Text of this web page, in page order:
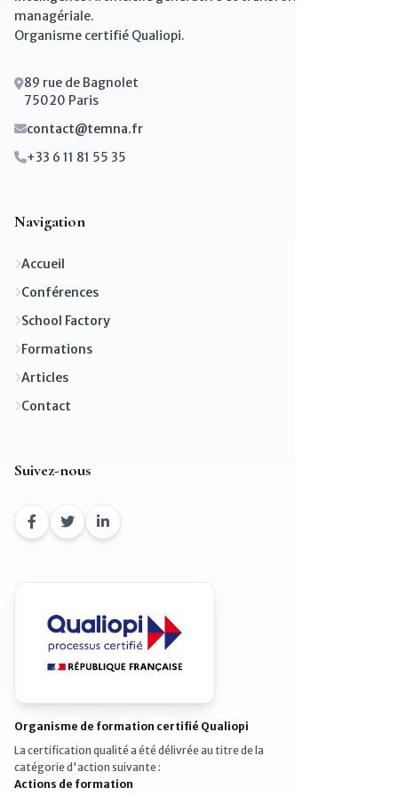
managériale.
Organisme certifié Qualiopi.
89 rue de Bagnolet
75020 Paris
contact@temna.fr
+33 6 11 81 55 35
Navigation
Accueil
Conférences
School Factory
Formations
Articles
Contact
Suivez-nous
Organisme de formation certifié Qualiopi
La certification qualité a été délivrée au titre de la
catégorie d'action suivante :
Actions de formation